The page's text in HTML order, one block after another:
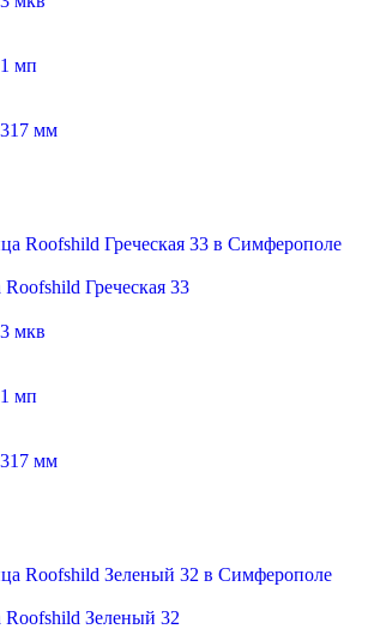
1 мп
317 мм
Греческая 33
3 мкв
1 мп
317 мм
Roofshild Зеленый 32